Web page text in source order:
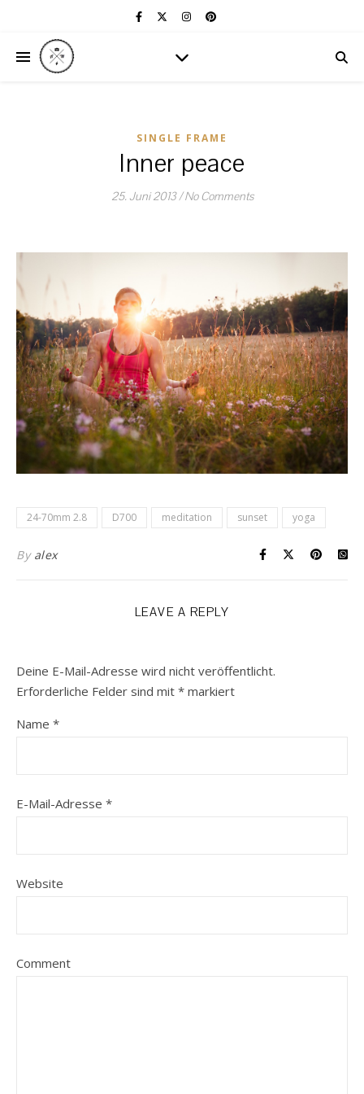
SINGLE FRAME
Inner peace
25. Juni 2013/No Comments
24-70mm 2.8 D700 meditation sunset yoga
By alex
LEAVE A REPLY
Deine E-Mail-Adresse wird nicht veröffentlicht.
Erforderliche Felder sind mit * markiert
Name *
E-Mail-Adresse *
Website
Comment